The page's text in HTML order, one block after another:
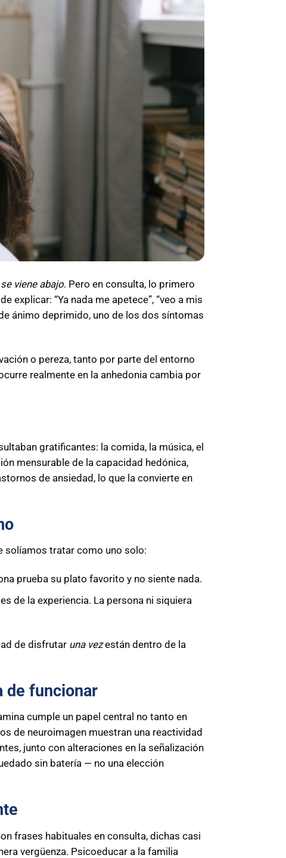
se viene abajo. Pero en consulta, lo primero
“Ya nada me apetece”, “veo a mis
ánimo deprimido, uno de los dos síntomas
o pereza, tanto por parte del entorno
realmente en la anhedonia cambia por
gratificantes: la comida, la música, el
mensurable de la capacidad hedónica,
de ansiedad, lo que la convierte en
solíamos tratar como uno solo:
prueba su plato favorito y no siente nada.
de la experiencia. La persona ni siquiera
de disfrutar una vezestán dentro de la
de funcionar
cumple un papel central no tanto en
de neuroimagen muestran una reactividad
junto con alteraciones en la señalización
sin batería — no una elección
frases habituales en consulta, dichas casi
vergüenza. Psicoeducar a la familia